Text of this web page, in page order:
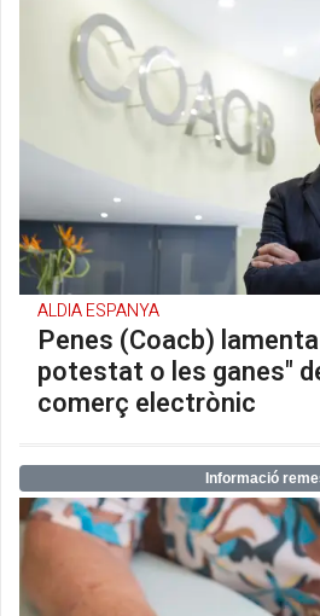
ALDIA ESPANYA
Penes (Coacb)
potestat o les ganes"
comerç electrònic
Informació